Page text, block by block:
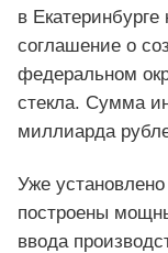
в
соглашение о
федеральном
стекла. Сумма
миллиарда
Уже
построены
ввода